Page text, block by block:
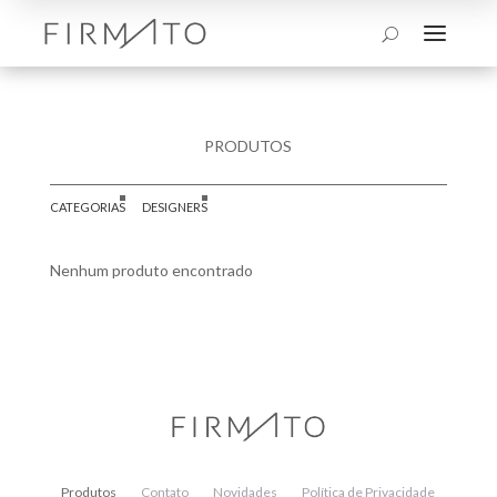
U a
PRODUTOS
CATEGORIAS DESIGNERS
Nenhum produto encontrado
Produtos Contato Novidades
Política de Privacidade